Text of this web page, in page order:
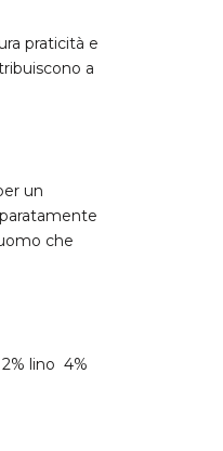
praticità e
a
un
che
lino 4%